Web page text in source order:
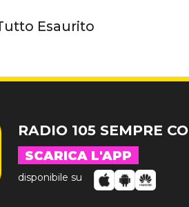
or
Esaurito
RADIO 105 SEMPRE
SCARICA L'APP
disponibile su